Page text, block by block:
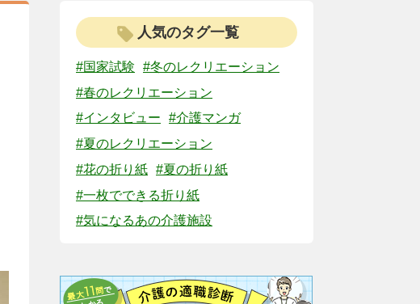
人気のタグ一覧
#国家試験
#冬のレクリエーション
#春のレクリエーション
#インタビュー
#介護マンガ
#夏のレクリエーション
#花の折り紙 #夏の折り紙
#一枚でできる折り紙
#気になるあの介護施設